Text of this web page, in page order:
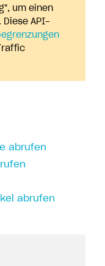
um einen
Diese API-
abrufen
abrufen